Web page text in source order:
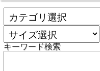
キーワード検索